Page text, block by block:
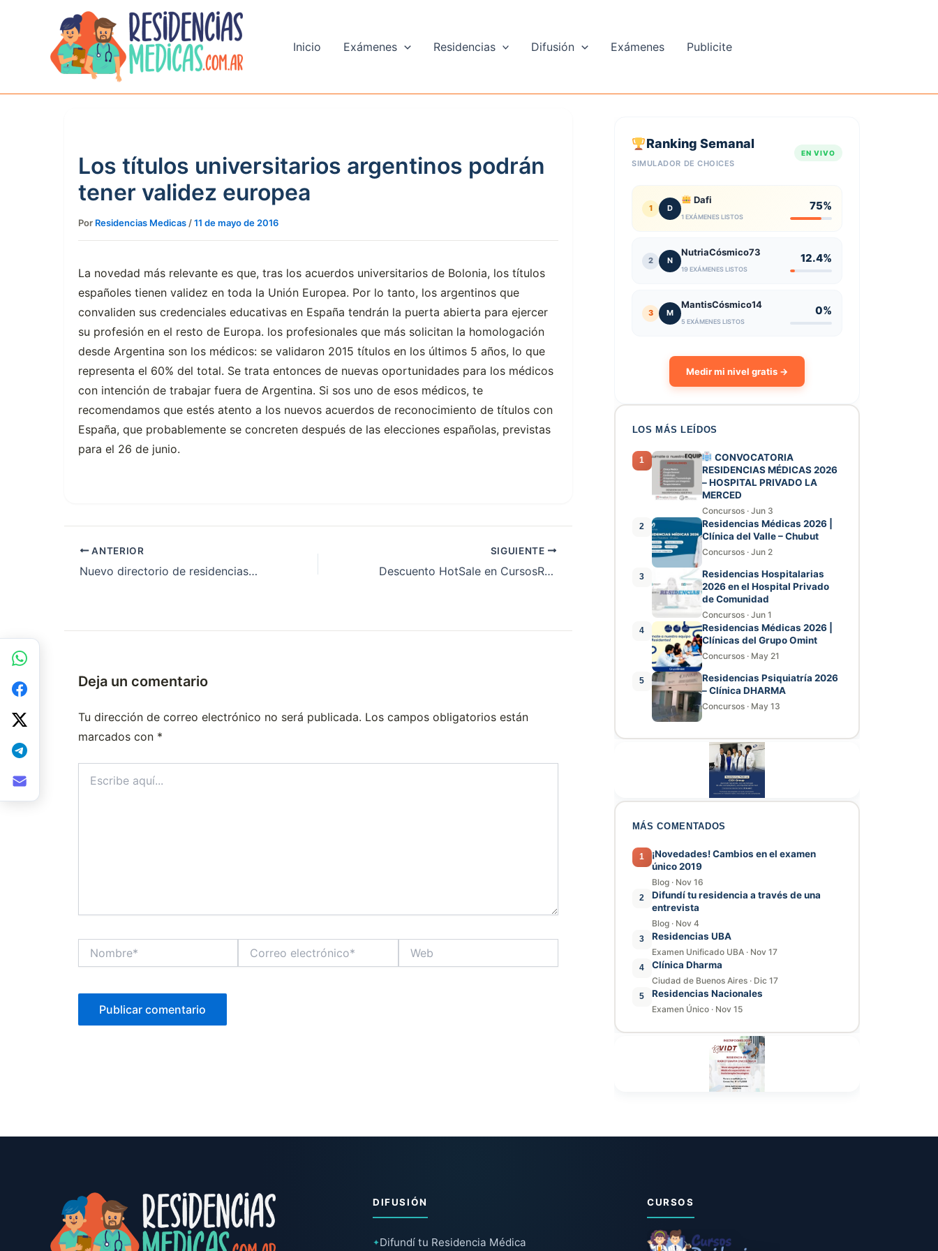
Inicio Exámenes Residencias Difusión Exámenes Publicite
Los títulos universitarios argentinos podrán
tener validez europea
Por Residencias Medicas /11 de mayo de 2016
La novedad más relevante es que, tras los acuerdos universitarios de Bolonia, los títulos
españoles tienen validez en toda la Unión Europea. Por lo tanto, los argentinos que
convaliden sus credenciales educativas en España tendrán la puerta abierta para ejercer
su profesión en el resto de Europa. los profesionales que más solicitan la homologación
desde Argentina son los médicos: se validaron 2015 títulos en los últimos 5 años, lo que
representa el 60% del total. Se trata entonces de nuevas oportunidades para los médicos
con intención de trabajar fuera de Argentina. Si sos uno de esos médicos, te
recomendamos que estés atento a los nuevos acuerdos de reconocimiento de títulos con
España, que probablemente se concreten después de las elecciones españolas, previstas
para el 26 de junio.
ANTERIOR
Nuevo directorio de residencias en hospitales públicos.
SIGUIENTE
Descuento HotSale en CursosResidencias.com
Deja un comentario
Tu dirección de correo electrónico no será publicada. Los campos obligatorios están
marcados con *
aquí...
electrónico*
Ranking Semanal
SIMULADOR DE CHOICES
EN VIVO
1 D
Dafi
1 EXÁMENES LISTOS
75%
2 N
NutriaCósmico73
19 EXÁMENES LISTOS
12.4%
3 M
MantisCósmico14
5 EXÁMENES LISTOS
0%
Medir mi nivel gratis →
LOS MÁS LEÍDOS
1
CONVOCATORIA
RESIDENCIAS MÉDICAS 2026
– HOSPITAL PRIVADO LA
MERCED
Concursos · Jun 3
2
Residencias Médicas 2026 |
Clínica del Valle – Chubut
Concursos · Jun 2
3
Residencias Hospitalarias
2026 en el Hospital Privado
de Comunidad
Concursos · Jun 1
4
Residencias Médicas 2026 |
Clínicas del Grupo Omint
Concursos · May 21
5
Residencias Psiquiatría 2026
– Clínica DHARMA
Concursos · May 13
MÁS COMENTADOS
1
¡Novedades! Cambios en el examen
único 2019
Blog · Nov 16
2
Difundí tu residencia a través de una
entrevista
Blog · Nov 4
3 Residencias UBA
Examen Unificado UBA · Nov 17
4 Clínica Dharma
Ciudad de Buenos Aires · Dic 17
5 Residencias Nacionales
Examen Único · Nov 15
DIFUSIÓN
✦Difundí tu Residencia Médica
CURSOS